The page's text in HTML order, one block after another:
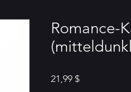
Romance-
21,99 $Preis